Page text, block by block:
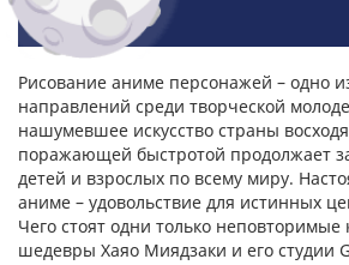
Рисование аниме персонажей – одно
направлений среди творческой
нашумевшее искусство страны
поражающей быстротой продолжает
детей и взрослых по всему миру.
аниме – удовольствие для истинных
Чего стоят одни только неповторимые
шедевры Хаяо Миядзаки и его студии